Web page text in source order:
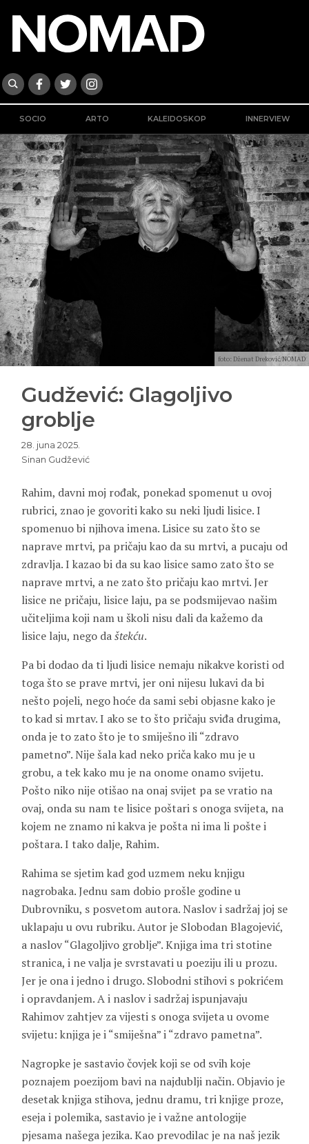
SOCIO ARTO KALEIDOSKOP INNERVIEW
foto: Dženat Dreković/NOMAD
Gudžević: Glagoljivo
groblje
28. juna 2025.
Sinan Gudžević
Rahim, davni moj rođak, ponekad spomenut u ovoj
rubrici, znao je govoriti kako su neki ljudi lisice. I
spomenuo bi njihova imena. Lisice su zato što se
naprave mrtvi, pa pričaju kao da su mrtvi, a pucaju od
zdravlja. I kazao bi da su kao lisice samo zato što se
naprave mrtvi, a ne zato što pričaju kao mrtvi. Jer
lisice ne pričaju, lisice laju, pa se podsmijevao našim
učiteljima koji nam u školi nisu dali da kažemo da
lisice laju, nego daštekću.
Pa bi dodao da ti ljudi lisice nemaju nikakve koristi od
toga što se prave mrtvi, jer oni nijesu lukavi da bi
nešto pojeli, nego hoće da sami sebi objasne kako je
to kad si mrtav. I ako se to što pričaju sviđa drugima,
onda je to zato što je to smiješno ili “zdravo
pametno”. Nije šala kad neko priča kako mu je u
grobu, a tek kako mu je na onome onamo svijetu.
Pošto niko nije otišao na onaj svijet pa se vratio na
ovaj, onda su nam te lisice poštari s onoga svijeta, na
kojem ne znamo ni kakva je pošta ni ima li pošte i
poštara. I tako dalje, Rahim.
Rahima se sjetim kad god uzmem neku knjigu
nagrobaka. Jednu sam dobio prošle godine u
Dubrovniku, s posvetom autora. Naslov i sadržaj joj se
uklapaju u ovu rubriku. Autor je Slobodan Blagojević,
a naslov “Glagoljivo groblje”. Knjiga ima tri stotine
stranica, i ne valja je svrstavati u poeziju ili u prozu.
Jer je ona i jedno i drugo. Slobodni stihovi s pokrićem
i opravdanjem. A i naslov i sadržaj ispunjavaju
Rahimov zahtjev za vijesti s onoga svijeta u ovome
svijetu: knjiga je i “smiješna” i “zdravo pametna”.
Nagropke je sastavio čovjek koji se od svih koje
poznajem poezijom bavi na najdublji način. Objavio je
desetak knjiga stihova, jednu dramu, tri knjige proze,
eseja i polemika, sastavio je i važne antologije
pjesama našega jezika. Kao prevodilac je na naš jezik